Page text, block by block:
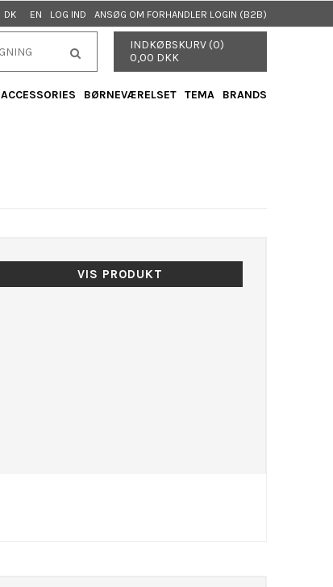
DK EN LOG IND ANSØG OM FORHANDLER LOGIN (B2B)
INDKØBSKURV (0)
0,00 DKK
ACCESSORIES BØRNEVÆRELSET TEMA BRANDS
VIS PRODUKT